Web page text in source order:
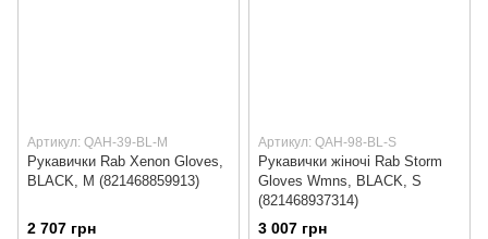
Артикул: QAH-39-BL-M
Рукавички Rab Xenon Gloves,
BLACK, M (821468859913)
2 707 грн
Артикул: QAH-98-BL-S
Рукавички жіночі Rab Storm
Gloves Wmns, BLACK, S
(821468937314)
3 007 грн